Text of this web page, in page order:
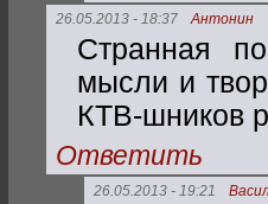
26.05.2013 - 18:37 Антонин
Странная
мысли и
КТВ-шников
Ответить
26.05.2013 - 19:21